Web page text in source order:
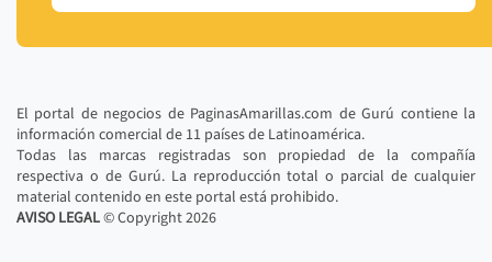
El portal de negocios de PaginasAmarillas.com de Gurú contiene la
información comercial de 11 países de Latinoamérica.
Todas las marcas registradas son propiedad de la compañía
respectiva o de Gurú. La reproducción total o parcial de cualquier
material contenido en este portal está prohibido.
AVISO LEGAL© Copyright2026